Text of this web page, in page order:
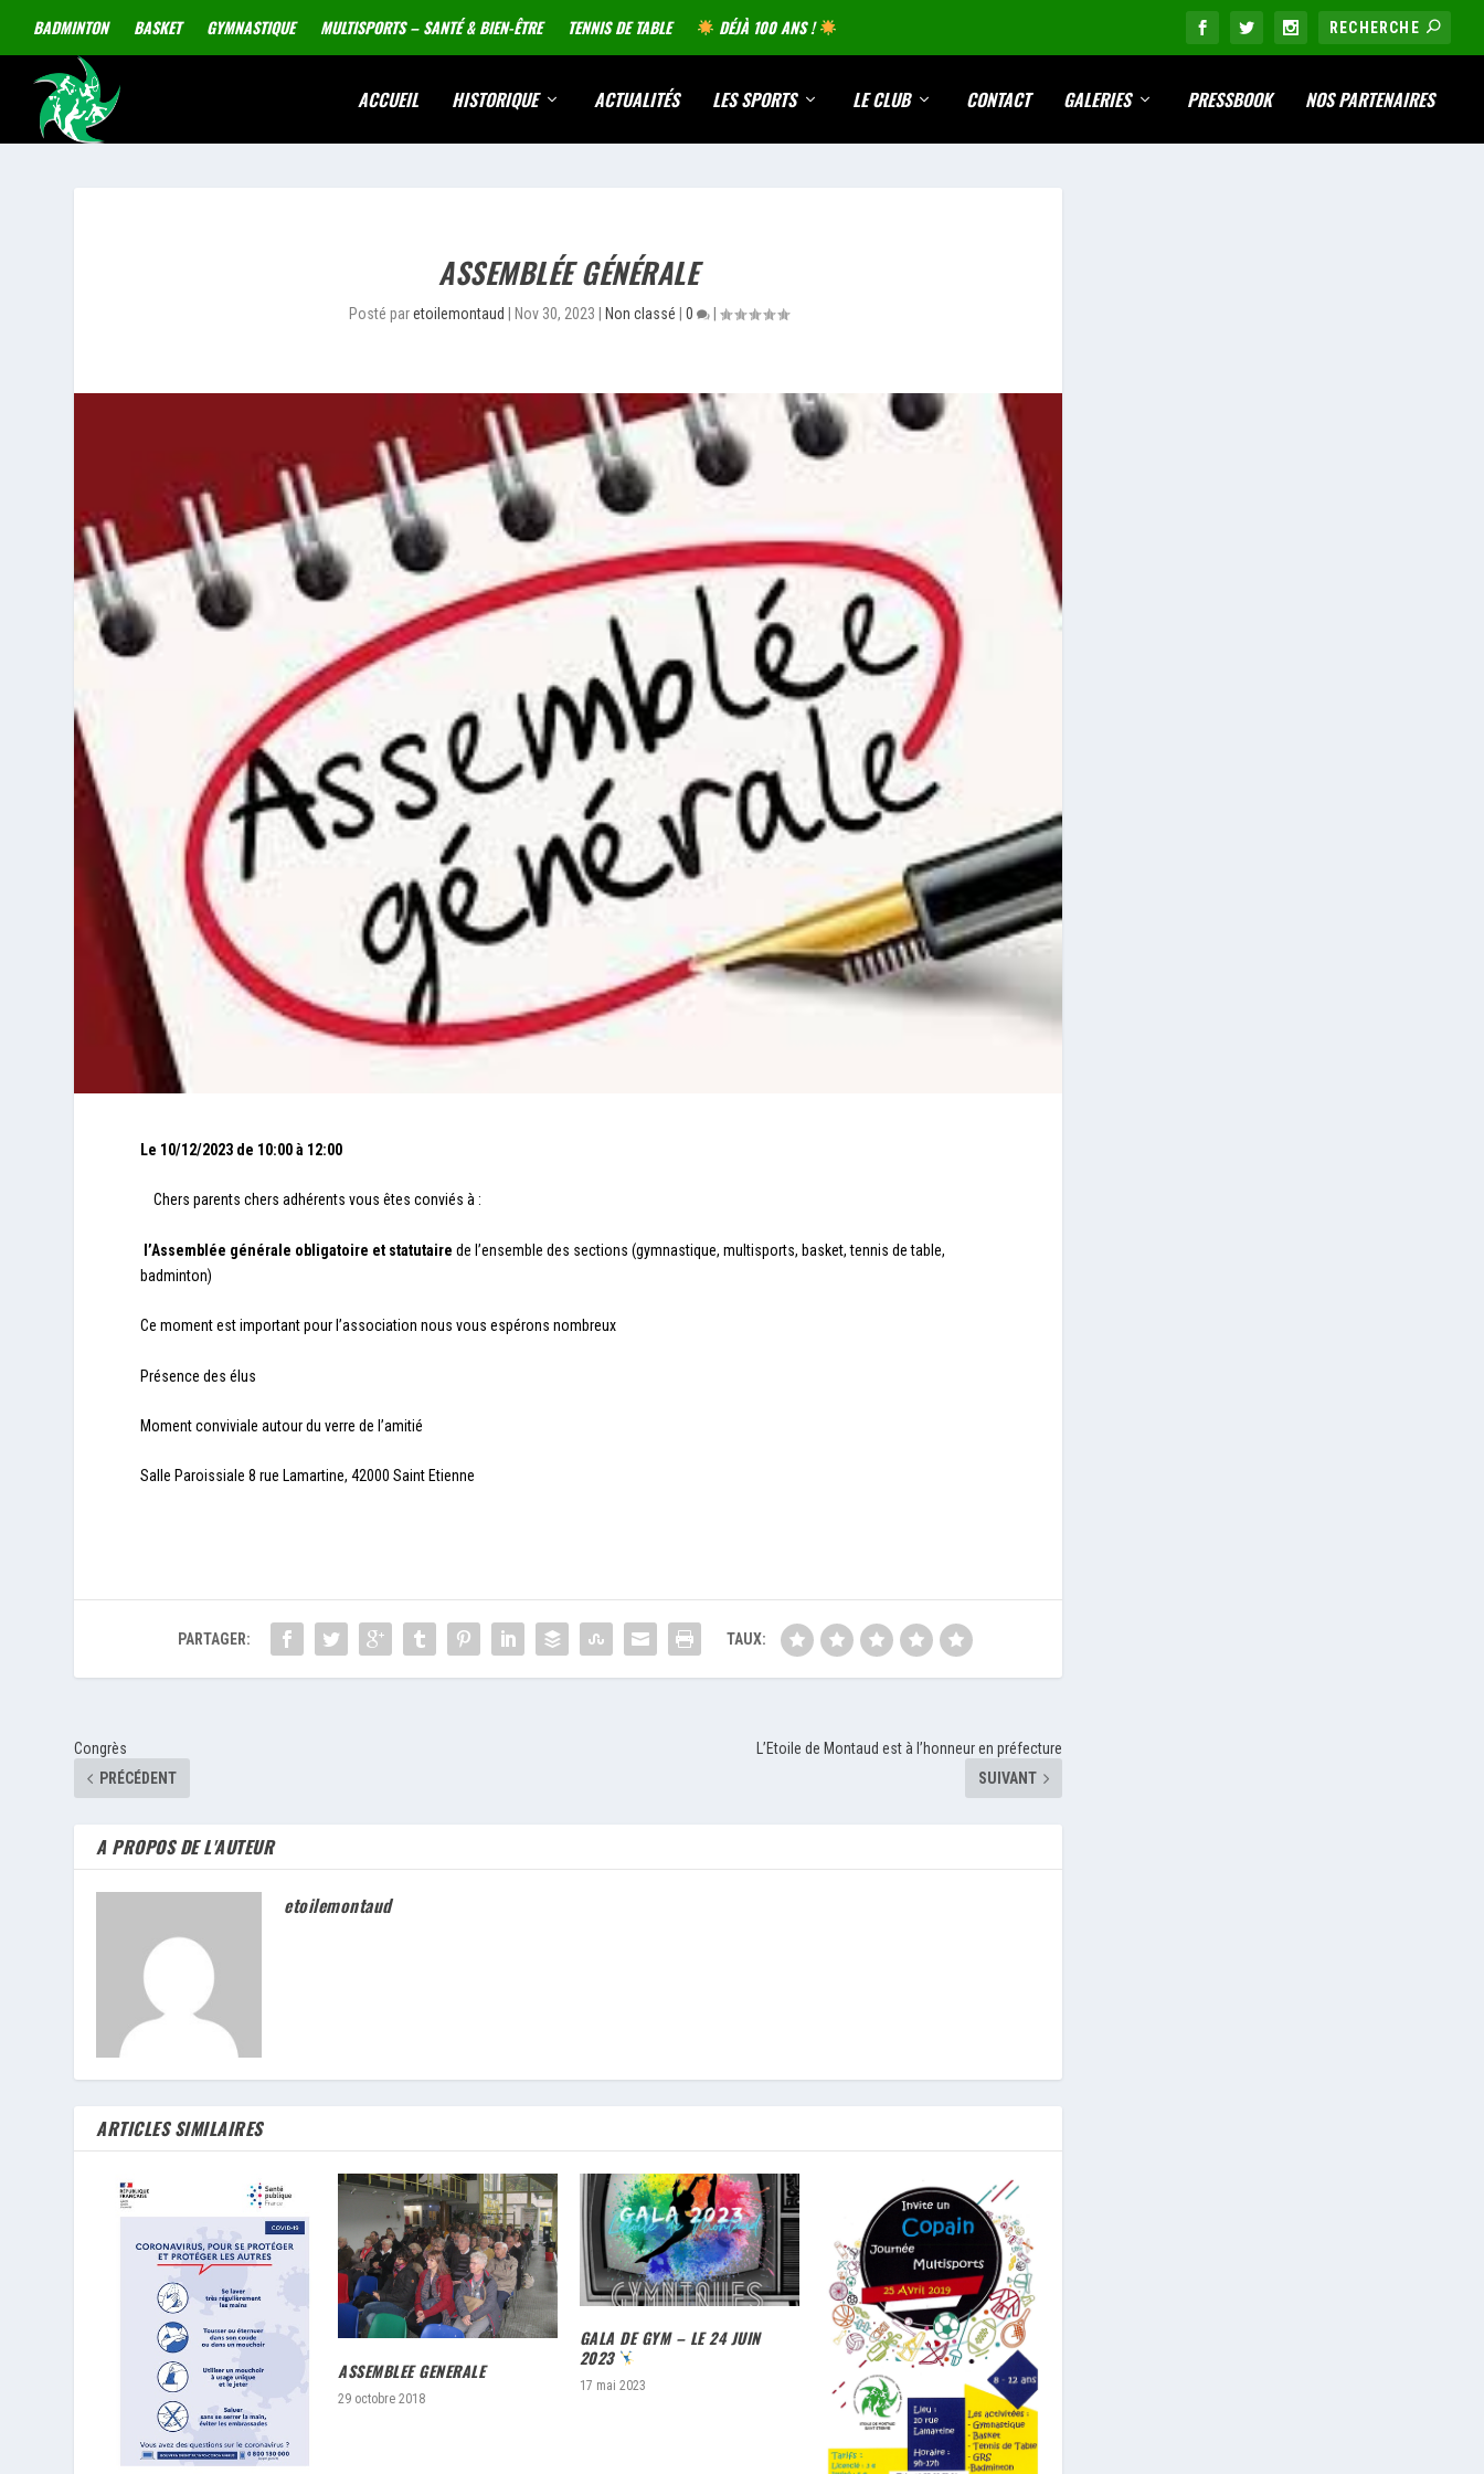
BADMINTON BASKET GYMNASTIQUE MULTISPORTS – SANTÉ & BIEN-ÊTRE TENNIS DE TABLE DÉJÀ 100 ANS !
ACCUEIL HISTORIQUE ACTUALITÉS LES SPORTS LE CLUB CONTACT GALERIES PRESSBOOK NOS PARTENAIRES
ASSEMBLÉE GÉNÉRALE
Posté paretoilemontaud Nov 30, 2023 Non classé 0 |
Le 10/12/2023 de 10:00 à 12:00
Chers parents chers adhérents vous êtes conviés à :
l’Assemblée générale obligatoire et statutaire de l’ensemble des sections (gymnastique, multisports, basket, tennis de table,
badminton)
Ce moment est important pour l’association nous vous espérons nombreux
Présence des élus
Moment conviviale autour du verre de l’amitié
Salle Paroissiale 8 rue Lamartine, 42000 Saint Etienne
PARTAGER: TAUX:
Congrès
PRÉCÉDENT
L’Etoile de Montaud est à l’honneur en préfecture
SUIVANT
A PROPOS DE L'AUTEUR
etoilemontaud
ARTICLES SIMILAIRES
ASSEMBLEE GENERALE
29 octobre 2018
GALA DE GYM – LE 24 JUIN
2023
17 mai 2023